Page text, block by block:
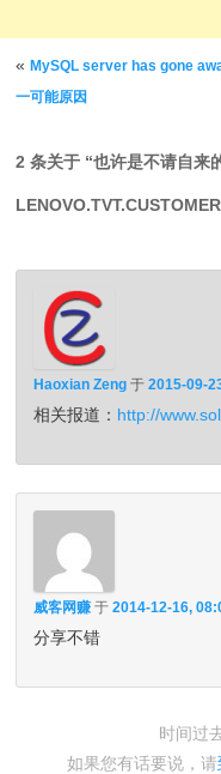
文章导航
«MySQL server has gone
一可能原因
2 条关于 “也许是不请自来
Haoxian Zeng 于2015-09-
相关报道： http://
威客网赚 于2014-12-16,
分享不错
时间过
如果您有话要说，请